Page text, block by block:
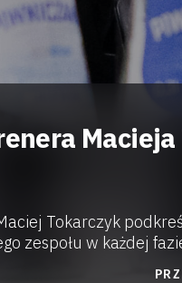
Macieja
Tokarczyk
zespołu w każdej